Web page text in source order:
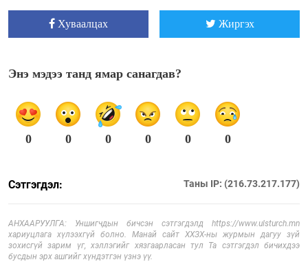
Хуваалцах Жиргэх
Энэ мэдээ танд ямар санагдав?
0 0 0 0 0 0
Сэтгэгдэл: Таны IP: (216.73.217.177)
АНХААРУУЛГА: Уншигчдын бичсэн сэтгэгдэлд https://www.ulsturch.mn
хариуцлага хүлээхгүй болно. Манай сайт ХХЗХ-ны журмын дагуу зүй
зохисгүй зарим үг, хэллэгийг хязгаарласан тул Та сэтгэгдэл бичихдээ
бусдын эрх ашгийг хүндэтгэн үзнэ үү.